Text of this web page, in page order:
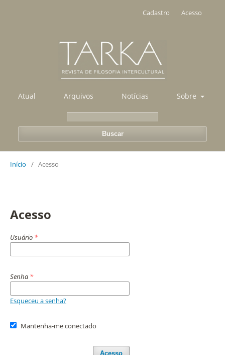
Atual Arquivos Notícias Sobre
Buscar
Cadastro Acesso
Início / Acesso
Acesso
Usuário *
Senha *
Esqueceu a senha?
Mantenha-me conectado
Acesso